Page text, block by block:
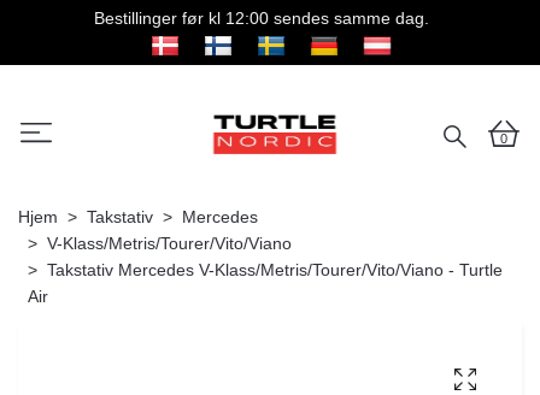
Bestillinger før kl 12:00 sendes samme dag.
0
Hjem Takstativ
Mercedes
V-Klass/Metris/Tourer/Vito/Viano
Takstativ Mercedes V-Klass/Metris/Tourer/Vito/Viano - Turtle
Air